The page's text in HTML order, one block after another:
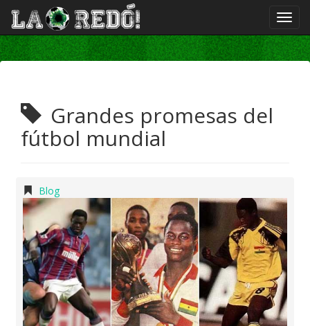
Grandes promesas del
fútbol mundial
Blog